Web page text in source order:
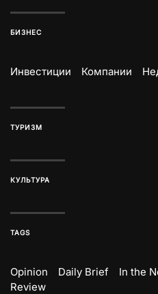
БИЗНЕС
Инвестиции Компании
ТУРИЗМ
КУЛЬТУРА
TAGS
Opinion Daily Brief In the
Review